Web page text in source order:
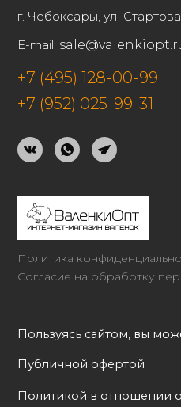
Политика
Согласие на обработку
Пользуясь сайтом, вы
Публичной офертой
Политикой в отношении
г. Чебоксары, ул.
E-mail:
+7 (495) 128-00-99
+7 (952) 025-99-31